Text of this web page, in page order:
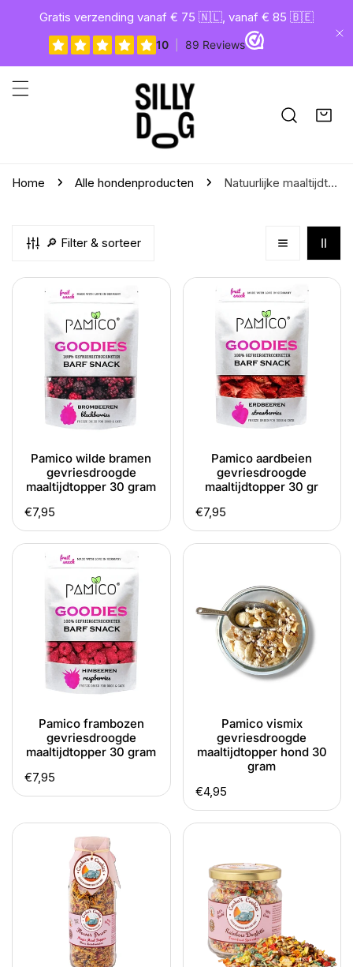
naar artikel
Gratis verzending vanaf € 75 🇳🇱, vanaf € 85 🇧🇪
Home Alle hondenproducten Natuurlijke maaltijdtoppers hond
🔎 Filter & sorteer
Pamico
bramen
gevriesdroogde
maaltijdtopper
Pamico wilde bramen
gevriesdroogde
maaltijdtopper 30 gram
Normale
prijs
€7,95
Pamico
aardbeien
gevriesdroogde
maaltijdtopper
Pamico aardbeien
gevriesdroogde
maaltijdtopper 30 gr
Normale
prijs
€7,95
Pamico
frambozen
gevriesdroogde
maaltijdtopper
Pamico frambozen
gevriesdroogde
maaltijdtopper 30 gram
Normale
prijs
€7,95
Pamico
gevriesdroogde
maaltijdtopper
Pamico vismix
gevriesdroogde
maaltijdtopper hond 30
gram
Normale
prijs
€4,95
Cooka's
Maaltijdtopper
Cooka's
Dogfetti
haver
Maaltijdtopper